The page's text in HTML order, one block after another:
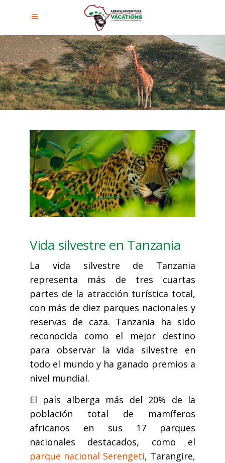
Vida silvestre en Tanzania
La vida silvestre de Tanzania
representa más de tres cuartas
partes de la atracción turística total,
con más de diez parques nacionales y
reservas de caza. Tanzania ha sido
reconocida como el mejor destino
para observar la vida silvestre en
todo el mundo y ha ganado premios a
nivel mundial.
El país alberga más del 20% de la
población total de mamíferos
africanos en sus 17 parques
nacionales destacados, como el
parque nacional Serengeti, Tarangire,